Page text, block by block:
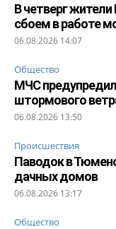
В четверг жители
сбоем в работе
06.08.2026 14:07
Общество
МЧС
штормового
06.08.2026 13:50
Происшествия
Паводок в
дачных домов
06.08.2026 13:17
Общество